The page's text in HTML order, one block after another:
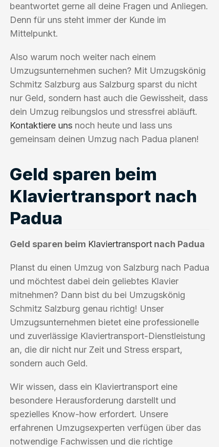
beantwortet gerne all deine Fragen und Anliegen.
Denn für uns steht immer der Kunde im
Mittelpunkt.
Also warum noch weiter nach einem
Umzugsunternehmen suchen? Mit Umzugskönig
Schmitz Salzburg aus Salzburg sparst du nicht
nur Geld, sondern hast auch die Gewissheit, dass
dein Umzug reibungslos und stressfrei abläuft.
Kontaktiere uns noch heute und lass uns
gemeinsam deinen Umzug nach Padua planen!
Geld sparen beim
Klaviertransport nach
Padua
Geld sparen beim Klaviertransport nach Padua
Planst du einen Umzug von Salzburg nach Padua
und möchtest dabei dein geliebtes Klavier
mitnehmen? Dann bist du bei Umzugskönig
Schmitz Salzburg genau richtig! Unser
Umzugsunternehmen bietet eine professionelle
und zuverlässige Klaviertransport-Dienstleistung
an, die dir nicht nur Zeit und Stress erspart,
sondern auch Geld.
Wir wissen, dass ein Klaviertransport eine
besondere Herausforderung darstellt und
spezielles Know-how erfordert. Unsere
erfahrenen Umzugsexperten verfügen über das
notwendige Fachwissen und die richtige